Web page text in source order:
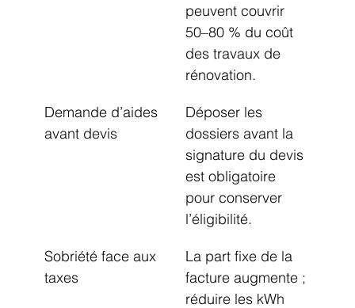
peuvent couvrir
50–80 % du coût
des travaux de
rénovation.
Demande d’aides
avant devis
Déposer les
dossiers avant la
signature du devis
est obligatoire
pour conserver
l’éligibilité.
Sobriété face aux
taxes
La part fixe de la
facture augmente ;
réduire les kWh